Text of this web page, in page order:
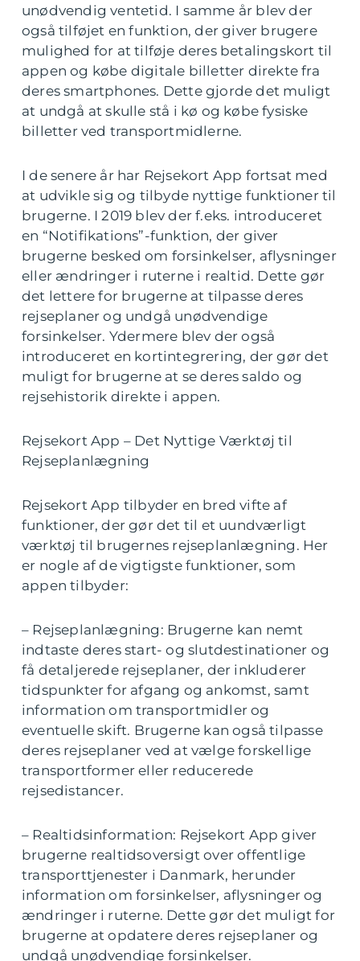
unødvendig ventetid. I samme år blev der
også tilføjet en funktion, der giver brugere
mulighed for at tilføje deres betalingskort til
appen og købe digitale billetter direkte fra
deres smartphones. Dette gjorde det muligt
at undgå at skulle stå i kø og købe fysiske
billetter ved transportmidlerne.
I de senere år har Rejsekort App fortsat med
at udvikle sig og tilbyde nyttige funktioner til
brugerne. I 2019 blev der f.eks. introduceret
en “Notifikations”-funktion, der giver
brugerne besked om forsinkelser, aflysninger
eller ændringer i ruterne i realtid. Dette gør
det lettere for brugerne at tilpasse deres
rejseplaner og undgå unødvendige
forsinkelser. Ydermere blev der også
introduceret en kortintegrering, der gør det
muligt for brugerne at se deres saldo og
rejsehistorik direkte i appen.
Rejsekort App – Det Nyttige Værktøj til
Rejseplanlægning
Rejsekort App tilbyder en bred vifte af
funktioner, der gør det til et uundværligt
værktøj til brugernes rejseplanlægning. Her
er nogle af de vigtigste funktioner, som
appen tilbyder:
– Rejseplanlægning: Brugerne kan nemt
indtaste deres start- og slutdestinationer og
få detaljerede rejseplaner, der inkluderer
tidspunkter for afgang og ankomst, samt
information om transportmidler og
eventuelle skift. Brugerne kan også tilpasse
deres rejseplaner ved at vælge forskellige
transportformer eller reducerede
rejsedistancer.
– Realtidsinformation: Rejsekort App giver
brugerne realtidsoversigt over offentlige
transporttjenester i Danmark, herunder
information om forsinkelser, aflysninger og
ændringer i ruterne. Dette gør det muligt for
brugerne at opdatere deres rejseplaner og
undgå unødvendige forsinkelser.